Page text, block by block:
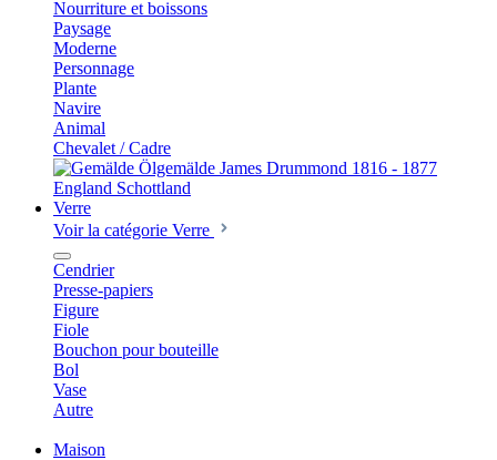
Nourriture et boissons
Paysage
Moderne
Personnage
Plante
Navire
Animal
Chevalet / Cadre
Verre
Voir la catégorie Verre
Cendrier
Presse-papiers
Figure
Fiole
Bouchon pour bouteille
Bol
Vase
Autre
Maison